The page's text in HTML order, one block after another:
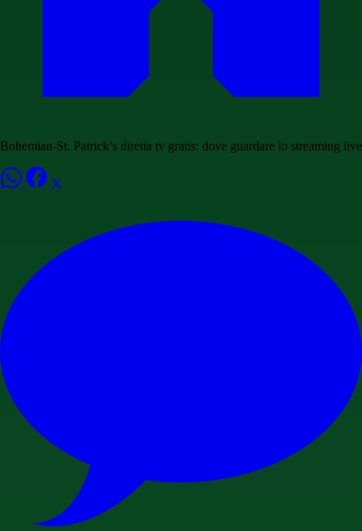
Bohemian-St. Patrick’s diretta tv gratis: dove guardare lo streaming live